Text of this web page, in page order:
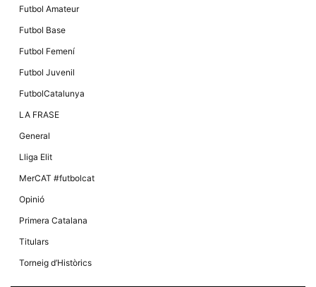
Futbol Amateur
Futbol Base
Futbol Femení
Futbol Juvenil
FutbolCatalunya
LA FRASE
General
Lliga Elit
MerCAT #futbolcat
Opinió
Primera Catalana
Titulars
Torneig d’Històrics